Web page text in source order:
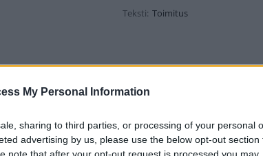
My Personal Information
sharing to third parties, or processing of your personal
advertising by us, please use the below opt-out section
Teksti: Toimitus